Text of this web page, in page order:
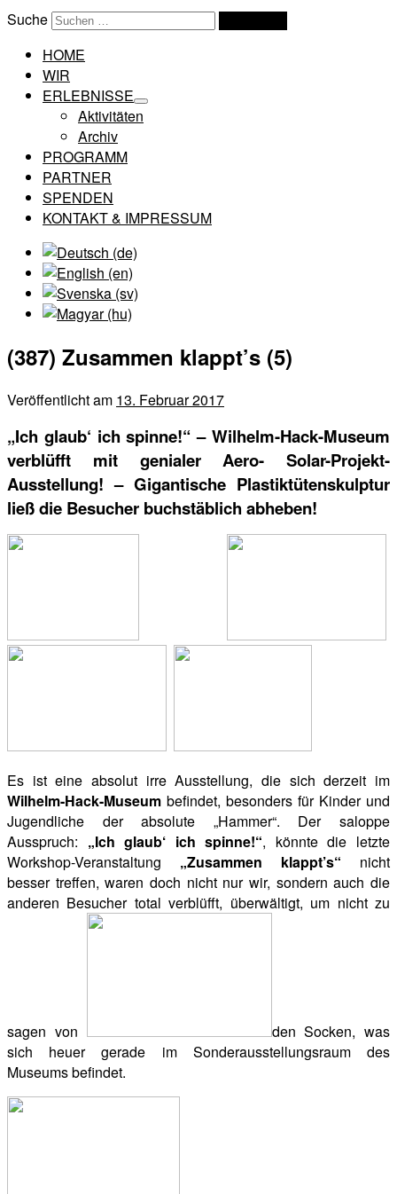
Suche
HOME
WIR
ERLEBNISSE
Aktivitäten
Archiv
PROGRAMM
PARTNER
SPENDEN
KONTAKT & IMPRESSUM
(387) Zusammen klappt’s (5)
Veröffentlicht am 13. Februar 2017
„Ich glaub‘ ich spinne!“ – Wilhelm-Hack-Museum
verblüfft mit genialer Aero- Solar-Projekt-
Ausstellung! – Gigantische Plastiktütenskulptur
ließ die Besucher buchstäblich abheben!
Es ist eine absolut irre Ausstellung, die sich derzeit im
Wilhelm-Hack-Museum befindet, besonders für Kinder und
Jugendliche der absolute „Hammer“. Der saloppe
Ausspruch: „Ich glaub‘ ich spinne!“, könnte die letzte
Workshop-Veranstaltung „Zusammen klappt’s“ nicht
besser treffen, waren doch nicht nur wir, sondern auch die
anderen Besucher total verblüfft, überwältigt, um nicht zu
sagen von
den Socken, was
sich heuer gerade im Sonderausstellungsraum des
Museums befindet.